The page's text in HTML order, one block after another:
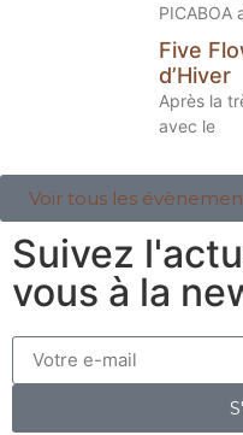
PICABOA
Five
d’Hiver
Après la
avec le
Voir tous les
Suivez
vous à la